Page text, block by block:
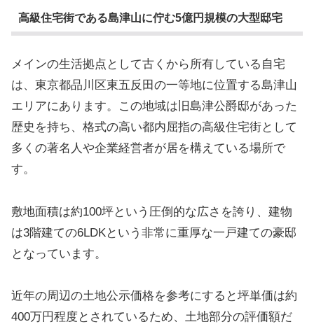
高級住宅街である島津山に佇む5億円規模の大型邸宅
メインの生活拠点として古くから所有している自宅
は、東京都品川区東五反田の一等地に位置する島津山
エリアにあります。この地域は旧島津公爵邸があった
歴史を持ち、格式の高い都内屈指の高級住宅街として
多くの著名人や企業経営者が居を構えている場所で
す。
敷地面積は約100坪という圧倒的な広さを誇り、建物
は3階建ての6LDKという非常に重厚な一戸建ての豪邸
となっています。
近年の周辺の土地公示価格を参考にすると坪単価は約
400万円程度とされているため、土地部分の評価額だ